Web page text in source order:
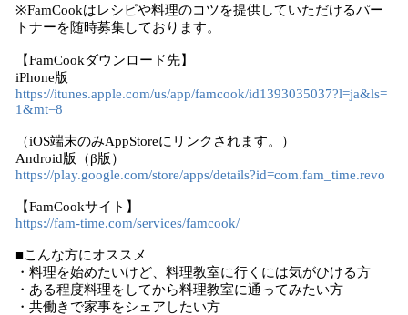
※FamCookはレシピや料理のコツを提供していただけるパー
トナーを随時募集しております。
【FamCookダウンロード先】
iPhone版
https://itunes.apple.com/us/app/famcook/id1393035037?l=ja&ls=
1&mt=8
（iOS端末のみAppStoreにリンクされます。）
Android版（β版）
https://play.google.com/store/apps/details?id=com.fam_time.revo
【FamCookサイト】
https://fam-time.com/services/famcook/
■こんな方にオススメ
・料理を始めたいけど、料理教室に行くには気がひける方
・ある程度料理をしてから料理教室に通ってみたい方
・共働きで家事をシェアしたい方